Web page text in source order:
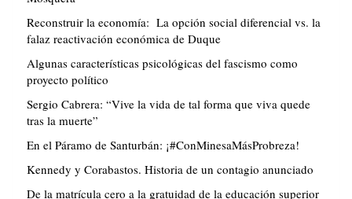
Reconstruir la economía: La opción social diferencial vs. la
falaz reactivación económica de Duque
Algunas características psicológicas del fascismo como
proyecto político
Sergio Cabrera: “Vive la vida de tal forma que viva quede
tras la muerte”
En el Páramo de Santurbán: ¡#ConMinesaMásProbreza!
Kennedy y Corabastos. Historia de un contagio anunciado
De la matrícula cero a la gratuidad de la educación superior